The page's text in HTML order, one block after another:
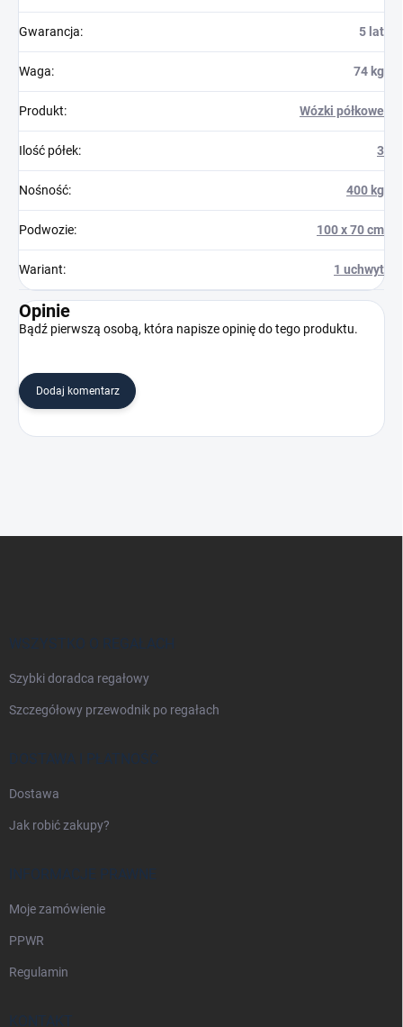
Gwarancja: 5 lat
Waga: 74 kg
Produkt: Wózki półkowe
Ilość półek: 3
Nośność: 400 kg
Podwozie: 100 x 70 cm
Wariant: 1 uchwyt
Opinie
Bądź pierwszą osobą, która napisze opinię do tego produktu.
Dodaj komentarz
WSZYSTKO O REGAŁACH
Szybki doradca regałowy
Szczegółowy przewodnik po regałach
DOSTAWA I PŁATNOŚĆ
Dostawa
Jak robić zakupy?
INFORMACJE PRAWNE
Moje zamówienie
PPWR
Regulamin
KONTAKT